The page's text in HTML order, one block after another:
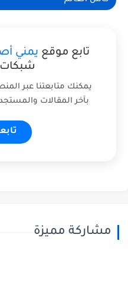
تابع موقعيمني
شبكات
يمكنك متابعتنا عبر
بآخر المقالات
مشاركة مميزة